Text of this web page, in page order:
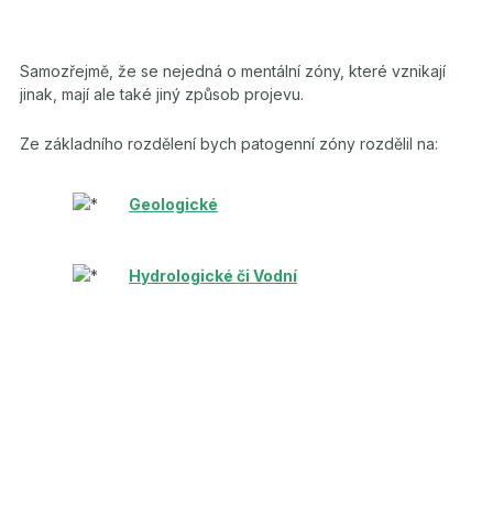
Samozřejmě, že se nejedná o mentální zóny, které vznikají
jinak, mají ale také jiný způsob projevu.
Ze základního rozdělení bych patogenní zóny rozdělil na:
Geologické
Hydrologické či Vodní